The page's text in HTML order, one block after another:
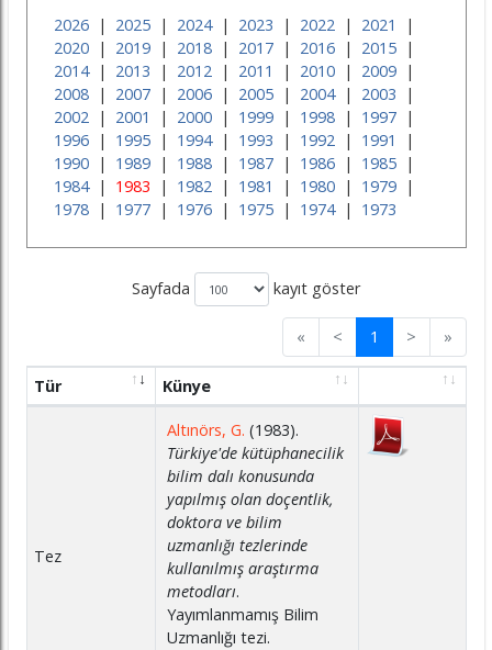
2026| 2025| 2024| 2023 | 2022| 2021
|
2020| 2019| 2018| 2017| 2016| 2015|
2014| 2013 | 2012| 2011 | 2010| 2009|
2008| 2007| 2006| 2005| 2004| 2003 |
2002| 2001 | 2000| 1999| 1998| 1997|
1996| 1995| 1994| 1993 | 1992| 1991
|
1990| 1989| 1988| 1987| 1986| 1985|
1984| 1983 | 1982| 1981 | 1980| 1979|
1978| 1977| 1976| 1975| 1974| 1973
Sayfada kayıt göster
« < 1 > »
Tür Künye
Tez
Altınörs, G. (1983).
Türkiye'de kütüphanecilik
bilim dalı konusunda
yapılmış olan doçentlik,
doktora ve bilim
uzmanlığı tezlerinde
kullanılmış araştırma
metodları.
Yayımlanmamış Bilim
Uzmanlığı tezi.